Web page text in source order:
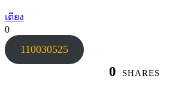
เตียง
0
110030525
0 SHARES